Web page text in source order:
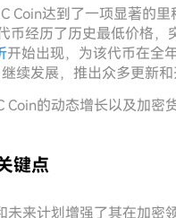
Coin达到了一项显著的
币经历了历史最低价格，
开始出现，为该代币在全
续发展，推出众多更新
Coin的动态增长以及加密
键点
未来计划增强了其在加密